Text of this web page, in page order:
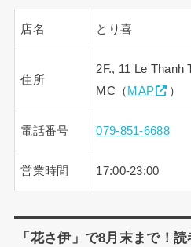
店名 とり喜
住所
2F., 11 Le Thanh
MC（MAP ）
電話番号 079-851-6688
営業時間 17:00-23:00
「花さ伊」で8月末まで！